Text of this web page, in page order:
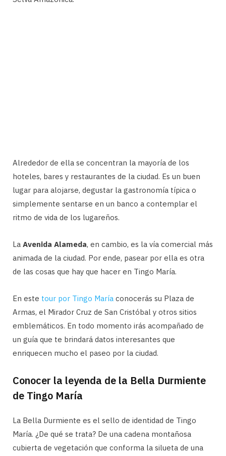
Alrededor de ella se concentran la mayoría de los
hoteles, bares y restaurantes de la ciudad. Es un buen
lugar para alojarse, degustar la gastronomía típica o
simplemente sentarse en un banco a contemplar el
ritmo de vida de los lugareños.
La Avenida Alameda, en cambio, es la vía comercial más
animada de la ciudad. Por ende, pasear por ella es otra
de las cosas que hay que hacer en Tingo María.
En este tour por Tingo María conocerás su Plaza de
Armas, el Mirador Cruz de San Cristóbal y otros sitios
emblemáticos. En todo momento irás acompañado de
un guía que te brindará datos interesantes que
enriquecen mucho el paseo por la ciudad.
Conocer la leyenda de la Bella Durmiente
de Tingo María
La Bella Durmiente es el sello de identidad de Tingo
María. ¿De qué se trata? De una cadena montañosa
cubierta de vegetación que conforma la silueta de una